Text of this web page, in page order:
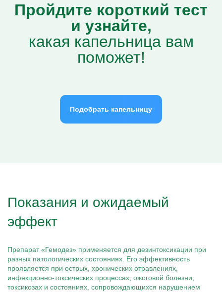
Пройдите короткий тест
и узнайте,
какая капельница вам
поможет!
Подобрать капельницу
Показания и ожидаемый
эффект
Препарат «Гемодез» применяется для дезинтоксикации при
разных патологических состояниях. Его эффективность
проявляется при острых, хронических отравлениях,
инфекционно-токсических процессах, ожоговой болезни,
токсикозах и состояниях, сопровождающихся нарушением